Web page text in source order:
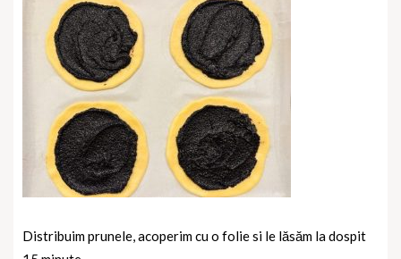
Distribuim prunele, acoperim cu o folie si le lăsăm la dospit